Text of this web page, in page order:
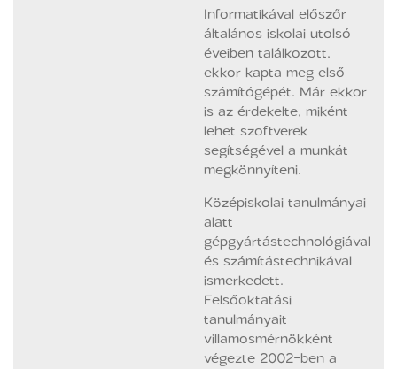
Informatikával előszőr
általános iskolai utolsó
éveiben találkozott,
ekkor kapta meg első
számítógépét. Már ekkor
is az érdekelte, miként
lehet szoftverek
segítségével a munkát
megkönnyíteni.
Középiskolai tanulmányai
alatt
gépgyártástechnológiával
és számítástechnikával
ismerkedett.
Felsőoktatási
tanulmányait
villamosmérnökként
végezte 2002-ben a